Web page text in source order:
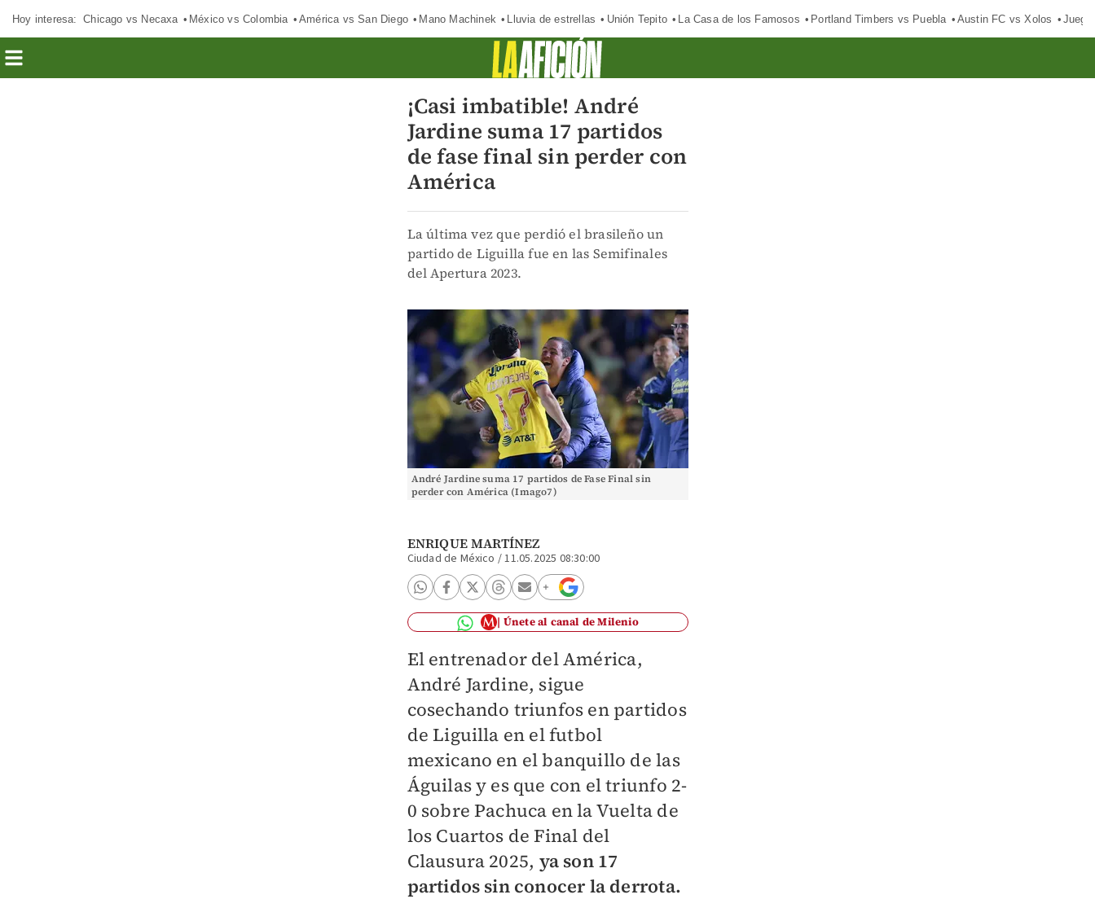
Hoy interesa: Chicago vs Necaxa México vs Colombia América vs San Diego Mano Machinek Lluvia de estrellas Unión Tepito La Casa de los Famosos Portland Timbers vs Puebla Austin FC vs Xolos
¡Casi imbatible! André
Jardine suma 17 partidos
de fase final sin perder con
América
La última vez que perdió el brasileño un
partido de Liguilla fue en las Semifinales
del Apertura 2023.
André Jardine suma 17 partidos de Fase Final sin
perder con América (Imago7)
ENRIQUE MARTÍNEZ
Ciudad de México /11.05.2025 08:30:00
Únete al canal de Milenio
El entrenador del América,
André Jardine, sigue
cosechando triunfos en partidos
de Liguilla en el futbol
mexicano en el banquillo de las
Águilas y es que con el triunfo 2-
0 sobre Pachuca en la Vuelta de
los Cuartos de Final del
Clausura 2025, ya son 17
partidos sin conocer la derrota.